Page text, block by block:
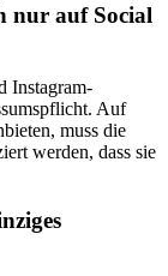
nur auf Social
Instagram-
Auf
muss die
werden, dass sie